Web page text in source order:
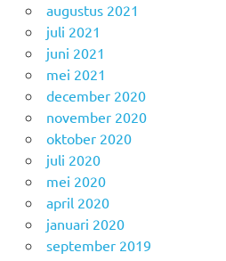
augustus 2021
juli 2021
juni 2021
mei 2021
december 2020
november 2020
oktober 2020
juli 2020
mei 2020
april 2020
januari 2020
september 2019